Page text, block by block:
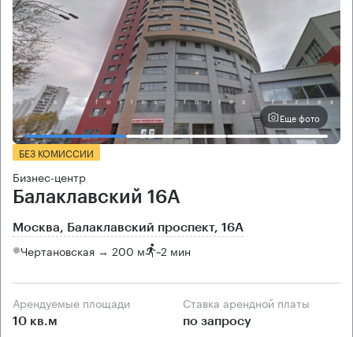
Еще фото
БЕЗ КОМИССИИ
Бизнес-центр
Балаклавский 16А
Москва, Балаклавский проспект, 16А
Чертановская → 200 м ~2 мин
Арендуемые площади
10 кв.м
Ставка арендной платы
по запросу